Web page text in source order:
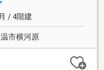
/ 4階建
市横河原